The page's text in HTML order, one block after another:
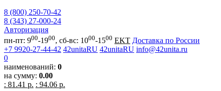
8 (800) 250-70-42
8 (343) 27-000-24
Авторизация
пн-пт: 900-1900, сб-вс: 1000-1500 EKT Доставка по России
+7 9920-27-44-42 42unitaRU 42unitaRU info@42unita.ru
0
наименований: 0
на сумму: 0.00
: 81.41 р. : 94.06 р.